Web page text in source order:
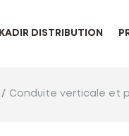
KADIR DISTRIBUTION
Conduite verticale et